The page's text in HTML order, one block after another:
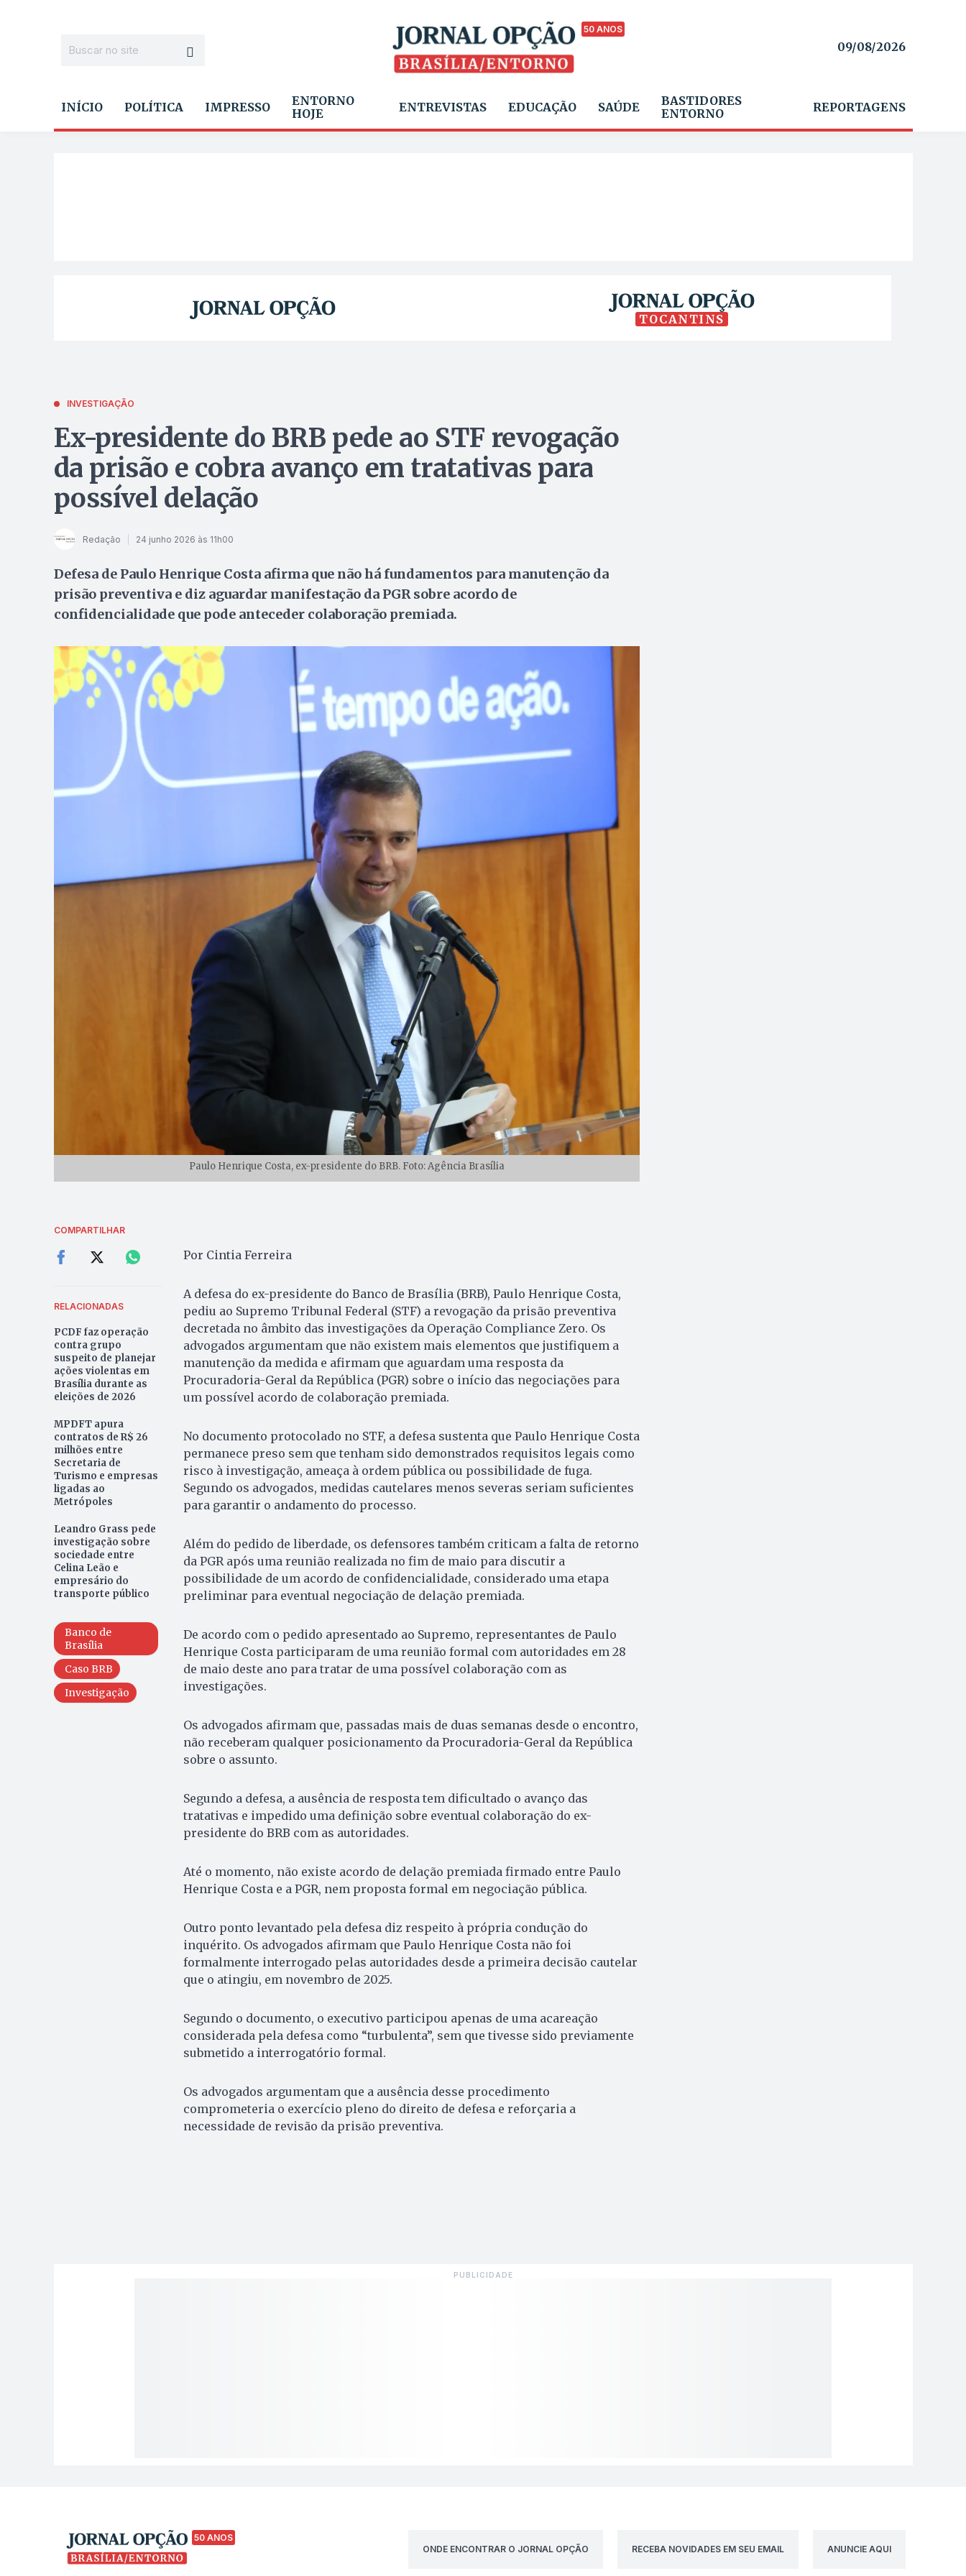
50 ANOS
09/08/2026
INÍCIO POLÍTICA IMPRESSO
ENTORNO
HOJE
ENTREVISTAS EDUCAÇÃO SAÚDE
BASTIDORES
ENTORNO
REPORTAGENS
TOCANTINS
INVESTIGAÇÃO
Ex-presidente do BRB pede ao STF revogação
da prisão e cobra avanço em tratativas para
possível delação
Redação 24 junho 2026 às 11h00
Defesa de Paulo Henrique Costa afirma que não há fundamentos para manutenção da
prisão preventiva e diz aguardar manifestação da PGR sobre acordo de
confidencialidade que pode anteceder colaboração premiada.
Paulo Henrique Costa, ex-presidente do BRB. Foto: Agência Brasília
COMPARTILHAR
RELACIONADAS
PCDF faz operação
contra grupo
suspeito de planejar
ações violentas em
Brasília durante as
eleições de 2026
MPDFT apura
contratos de R$ 26
milhões entre
Secretaria de
Turismo e empresas
ligadas ao
Metrópoles
Leandro Grass pede
investigação sobre
sociedade entre
Celina Leão e
empresário do
transporte público
Banco de
Brasília
Caso BRB
Investigação
Por Cintia Ferreira
A defesa do ex-presidente do Banco de Brasília (BRB), Paulo Henrique Costa,
pediu ao Supremo Tribunal Federal (STF) a revogação da prisão preventiva
decretada no âmbito das investigações da Operação Compliance Zero. Os
advogados argumentam que não existem mais elementos que justifiquem a
manutenção da medida e afirmam que aguardam uma resposta da
Procuradoria-Geral da República (PGR) sobre o início das negociações para
um possível acordo de colaboração premiada.
No documento protocolado no STF, a defesa sustenta que Paulo Henrique Costa
permanece preso sem que tenham sido demonstrados requisitos legais como
risco à investigação, ameaça à ordem pública ou possibilidade de fuga.
Segundo os advogados, medidas cautelares menos severas seriam suficientes
para garantir o andamento do processo.
Além do pedido de liberdade, os defensores também criticam a falta de retorno
da PGR após uma reunião realizada no fim de maio para discutir a
possibilidade de um acordo de confidencialidade, considerado uma etapa
preliminar para eventual negociação de delação premiada.
De acordo com o pedido apresentado ao Supremo, representantes de Paulo
Henrique Costa participaram de uma reunião formal com autoridades em 28
de maio deste ano para tratar de uma possível colaboração com as
investigações.
Os advogados afirmam que, passadas mais de duas semanas desde o encontro,
não receberam qualquer posicionamento da Procuradoria-Geral da República
sobre o assunto.
Segundo a defesa, a ausência de resposta tem dificultado o avanço das
tratativas e impedido uma definição sobre eventual colaboração do ex-
presidente do BRB com as autoridades.
Até o momento, não existe acordo de delação premiada firmado entre Paulo
Henrique Costa e a PGR, nem proposta formal em negociação pública.
Outro ponto levantado pela defesa diz respeito à própria condução do
inquérito. Os advogados afirmam que Paulo Henrique Costa não foi
formalmente interrogado pelas autoridades desde a primeira decisão cautelar
que o atingiu, em novembro de 2025.
Segundo o documento, o executivo participou apenas de uma acareação
considerada pela defesa como “turbulenta”, sem que tivesse sido previamente
submetido a interrogatório formal.
Os advogados argumentam que a ausência desse procedimento
comprometeria o exercício pleno do direito de defesa e reforçaria a
necessidade de revisão da prisão preventiva.
50 ANOS
ONDE ENCONTRAR O JORNAL OPÇÃO
RECEBA NOVIDADES EM SEU EMAIL ANUNCIE AQUI